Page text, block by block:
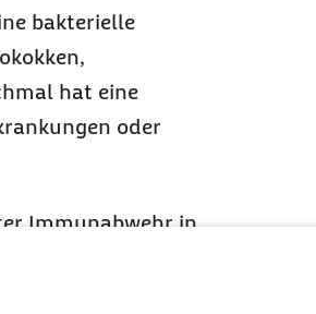
bakterielle
hat eine
oder
Immunabwehr in
Meningitis
Unbehandelt